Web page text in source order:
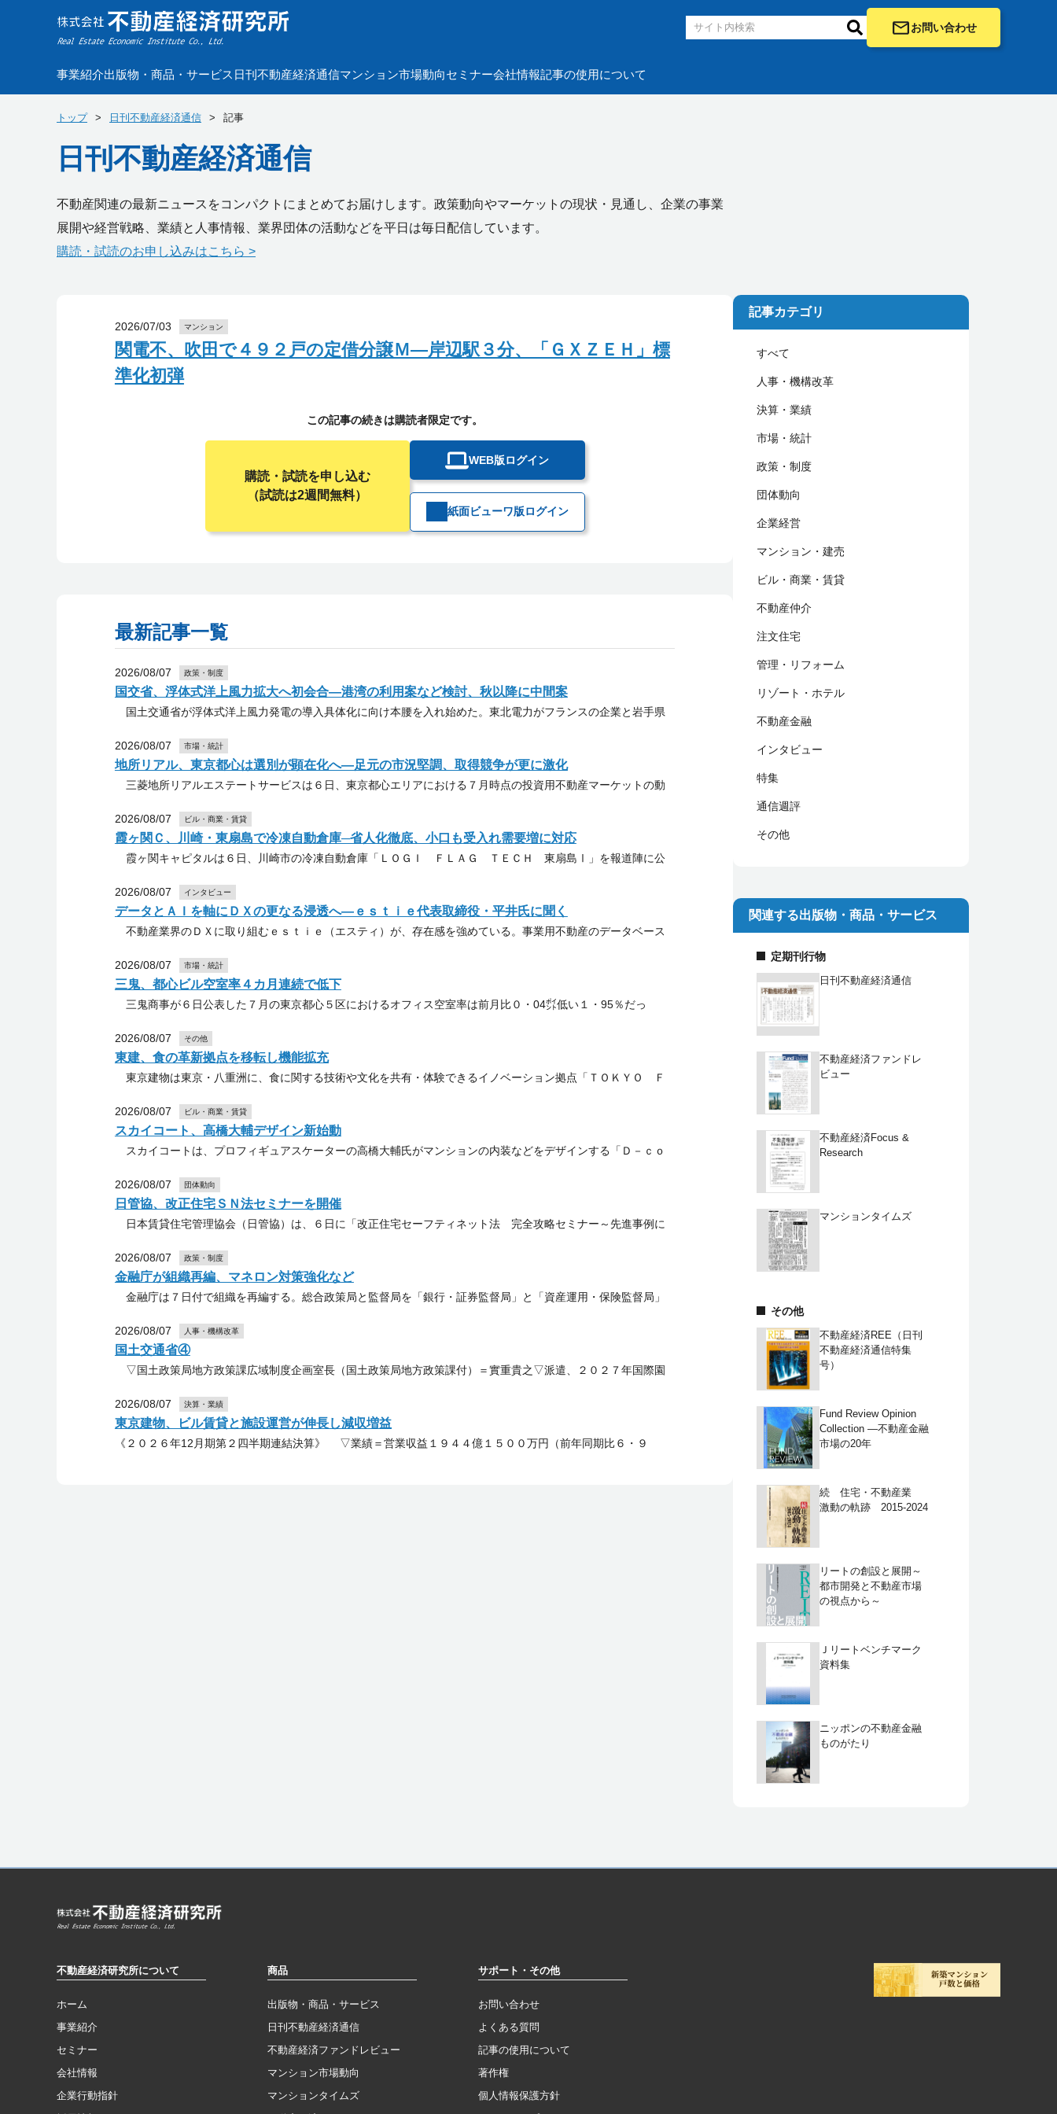
お問い合わせ
事業紹介出版物・商品・サービス 日刊不動産経済通信マンション市場動向セミナー会社情報記事の使用について
トップ 日刊不動産経済通信 記事
日刊不動産経済通信
不動産関連の最新ニュースをコンパクトにまとめてお届けします。政策動向やマーケットの現状・見通し、企業の事業
展開や経営戦略、業績と人事情報、業界団体の活動などを平日は毎日配信しています。
購読・試読のお申し込みはこちら >
2026/07/03 マンション
関電不、吹田で４９２戸の定借分譲Ｍ―岸辺駅３分、「ＧＸＺＥＨ」標
準化初弾
この記事の続きは購読者限定です。
購読・試読を申し込む
（試読は2週間無料）
WEB版ログイン
紙面ビューワ版ログイン
最新記事一覧
2026/08/07 政策・制度
国交省、浮体式洋上風力拡大へ初会合―港湾の利用案など検討、秋以降に中間案
国土交通省が浮体式洋上風力発電の導入具体化に向け本腰を入れ始めた。東北電力がフランスの企業と岩手県
2026/08/07 市場・統計
地所リアル、東京都心は選別が顕在化へ―足元の市況堅調、取得競争が更に激化
三菱地所リアルエステートサービスは６日、東京都心エリアにおける７月時点の投資用不動産マーケットの動
2026/08/07 ビル・商業・賃貸
霞ヶ関Ｃ、川崎・東扇島で冷凍自動倉庫─省人化徹底、小口も受入れ需要増に対応
霞ヶ関キャピタルは６日、川崎市の冷凍自動倉庫「ＬＯＧＩ ＦＬＡＧ ＴＥＣＨ 東扇島Ⅰ」を報道陣に公
2026/08/07 インタビュー
データとＡＩを軸にＤＸの更なる浸透へ―ｅｓｔｉｅ代表取締役・平井氏に聞く
不動産業界のＤＸに取り組むｅｓｔｉｅ（エスティ）が、存在感を強めている。事業用不動産のデータベース
2026/08/07 市場・統計
三鬼、都心ビル空室率４カ月連続で低下
三鬼商事が６日公表した７月の東京都心５区におけるオフィス空室率は前月比０・04㌽低い１・95％だっ
2026/08/07 その他
東建、食の革新拠点を移転し機能拡充
東京建物は東京・八重洲に、食に関する技術や文化を共有・体験できるイノベーション拠点「ＴＯＫＹＯ Ｆ
2026/08/07 ビル・商業・賃貸
スカイコート、高橋大輔デザイン新始動
スカイコートは、プロフィギュアスケーターの高橋大輔氏がマンションの内装などをデザインする「Ｄ－ｃｏ
2026/08/07 団体動向
日管協、改正住宅ＳＮ法セミナーを開催
日本賃貸住宅管理協会（日管協）は、６日に「改正住宅セーフティネット法 完全攻略セミナー～先進事例に
2026/08/07 政策・制度
金融庁が組織再編、マネロン対策強化など
金融庁は７日付で組織を再編する。総合政策局と監督局を「銀行・証券監督局」と「資産運用・保険監督局」
2026/08/07 人事・機構改革
国土交通省④
▽国土政策局地方政策課広域制度企画室長（国土政策局地方政策課付）＝實重貴之▽派遣、２０２７年国際園
2026/08/07 決算・業績
東京建物、ビル賃貸と施設運営が伸長し減収増益
《２０２６年12月期第２四半期連結決算》 ▽業績＝営業収益１９４４億１５００万円（前年同期比６・９
記事カテゴリ
すべて
人事・機構改革
決算・業績
市場・統計
政策・制度
団体動向
企業経営
マンション・建売
ビル・商業・賃貸
不動産仲介
注文住宅
管理・リフォーム
リゾート・ホテル
不動産金融
インタビュー
特集
通信週評
その他
関連する出版物・商品・サービス
定期刊行物
日刊不動産経済通信
不動産経済ファンドレ
ビュー
不動産経済Focus &
Research
マンションタイムズ
その他
不動産経済REE（日刊
不動産経済通信特集
号）
Fund Review Opinion
Collection ―不動産金融
市場の20年
続 住宅・不動産業
激動の軌跡 2015-2024
リートの創設と展開～
都市開発と不動産市場
の視点から～
Ｊリートベンチマーク
資料集
ニッポンの不動産金融
ものがたり
不動産経済研究所について
ホーム
事業紹介
セミナー
会社情報
企業行動指針
商品
出版物・商品・サービス
日刊不動産経済通信
不動産経済ファンドレビュー
マンション市場動向
マンションタイムズ
サポート・その他
お問い合わせ
よくある質問
記事の使用について
著作権
個人情報保護方針